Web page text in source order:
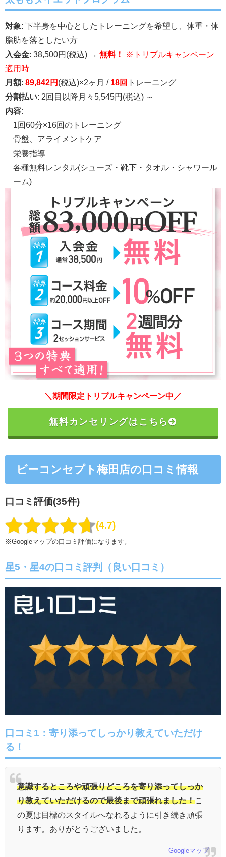
対象: 下半身を中心としたトレーニングを希望し、体重・体
脂肪を落としたい方
入会金: 38,500円(税込) → 無料！
※トリプルキャンペーン
適用時
月額: 89,842円 (税込)×2ヶ月 / 18回 トレーニング
分割払い: 2回目以降月々5,545円(税込) ～
内容:
1回60分×16回のトレーニング
骨盤、アライメントケア
栄養指導
各種無料レンタル(シューズ・靴下・タオル・シャワール
ーム)
＼期間限定トリプルキャンペーン中／
無料カンセリングはこちら
ビーコンセプト梅田店の口コミ情報
口コミ評価(35件)
4.7
※Googleマップの口コミ評価になります。
星5・星4の口コミ評判（良い口コミ）
口コミ1：寄り添ってしっかり教えていただけ
る！
意識するところや頑張りどころを寄り添ってしっか
り教えていただけるので最後まで頑張れました！ こ
の夏は目標のスタイルへなれるように引き続き頑張
ります。ありがとうございました。
Googleマップ